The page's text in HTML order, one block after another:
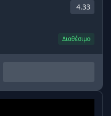
4.33
Διαθέσιμο